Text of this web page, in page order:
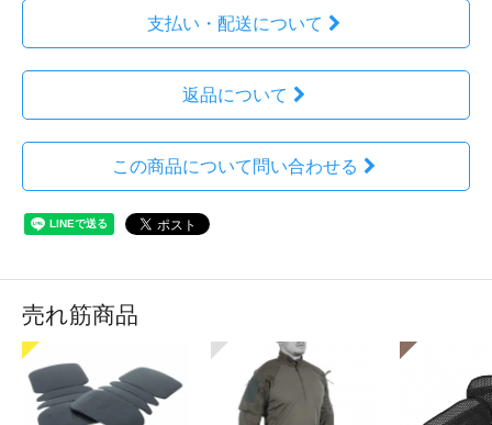
支払い・配送について
返品について
この商品について問い合わせる
売れ筋商品